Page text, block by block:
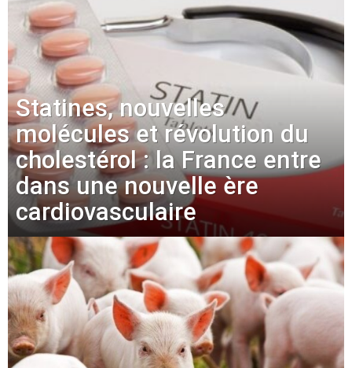
Statines, nouvelles
molécules et révolution du
cholestérol : la France entre
dans une nouvelle ère
cardiovasculaire